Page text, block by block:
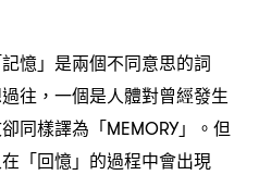
記憶」是兩個不同意思的詞
往 ， 一個是人體對曾經發生
同樣譯為「MEMORY」。但
「回憶」的過程中會出現